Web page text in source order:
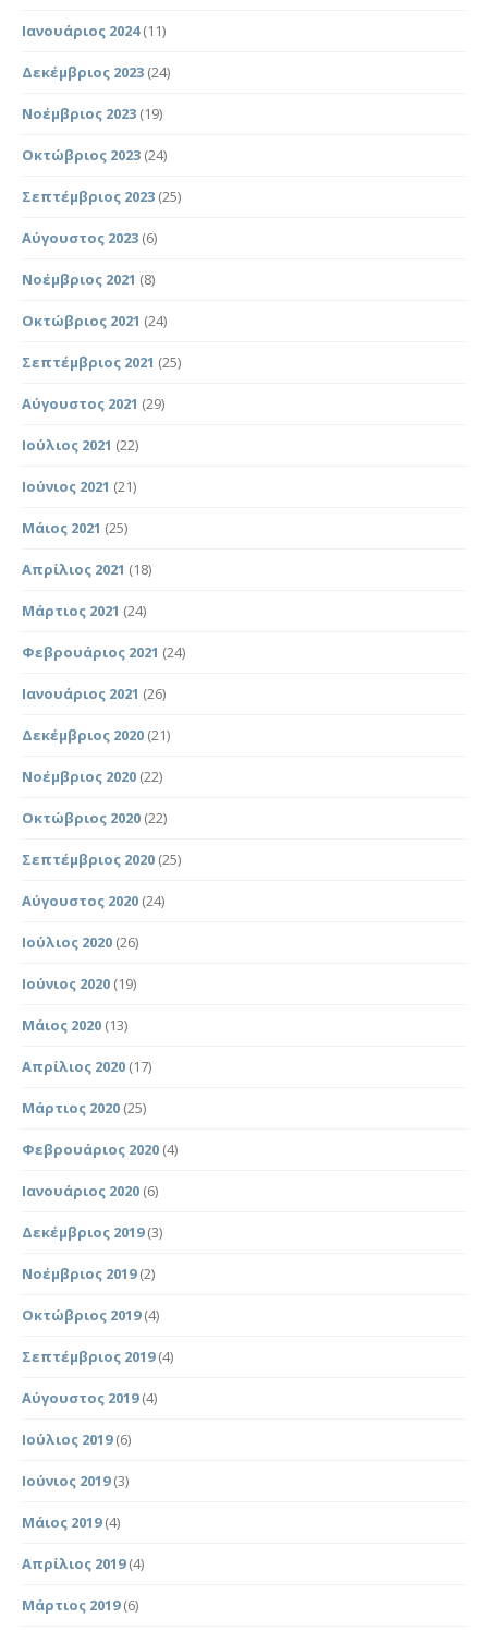
Ιανουάριος 2024(11)
Δεκέμβριος 2023 (24)
Νοέμβριος 2023 (19)
Οκτώβριος 2023 (24)
Σεπτέμβριος 2023 (25)
Αύγουστος 2023 (6)
Νοέμβριος 2021 (8)
Οκτώβριος 2021 (24)
Σεπτέμβριος 2021 (25)
Αύγουστος 2021 (29)
Ιούλιος 2021 (22)
Ιούνιος 2021 (21)
Μάιος 2021 (25)
Απρίλιος 2021 (18)
Μάρτιος 2021 (24)
Φεβρουάριος 2021 (24)
Ιανουάριος 2021 (26)
Δεκέμβριος 2020 (21)
Νοέμβριος 2020 (22)
Οκτώβριος 2020 (22)
Σεπτέμβριος 2020 (25)
Αύγουστος 2020 (24)
Ιούλιος 2020 (26)
Ιούνιος 2020 (19)
Μάιος 2020 (13)
Απρίλιος 2020 (17)
Μάρτιος 2020 (25)
Φεβρουάριος 2020 (4)
Ιανουάριος 2020 (6)
Δεκέμβριος 2019(3)
Νοέμβριος 2019(2)
Οκτώβριος 2019(4)
Σεπτέμβριος 2019(4)
Αύγουστος 2019(4)
Ιούλιος 2019(6)
Ιούνιος 2019(3)
Μάιος 2019(4)
Απρίλιος 2019(4)
Μάρτιος 2019(6)